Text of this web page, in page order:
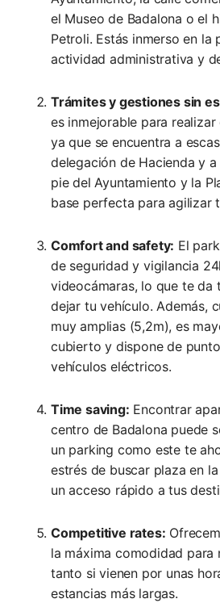
el Museo de Badalona o el
Petroli. Estás inmerso en la
actividad administrativa y
Trámites y gestiones sin
es inmejorable para
ya que se encuentra a
delegación de Hacienda y
pie del Ayuntamiento y la
base perfecta para agilizar
Comfort and safety: El
de seguridad y vigilancia
videocámaras, lo que te da
dejar tu vehículo. Además,
muy amplias (5,2m), es
cubierto y dispone de
vehículos eléctricos.
Time saving: Encontrar
centro de Badalona puede
un parking como este te
estrés de buscar plaza en
un acceso rápido a tus
Competitive rates:
la máxima comodidad para
tanto si vienen por unas
estancias más largas.